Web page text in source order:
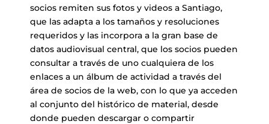
socios remiten sus fotos y videos a Santiago,
que las adapta a los tamaños y resoluciones
requeridos y las incorpora a la gran base de
datos audiovisual central, que los socios pueden
consultar a través de uno cualquiera de los
enlaces a un álbum de actividad a través del
área de socios de la web, con lo que ya acceden
al conjunto del histórico de material, desde
donde pueden descargar o compartir